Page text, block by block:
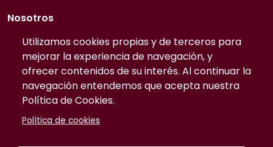
Utilizamos cookies propias y de terceros para
mejorar la experiencia de navegación, y
ofrecer contenidos de su interés. Al continuar la
navegación entendemos que acepta nuestra
Política de Cookies.
Política de cookies
Nosotros
Quiénes somos
Contacto
Preguntas frecuentes
Tarifas
Información